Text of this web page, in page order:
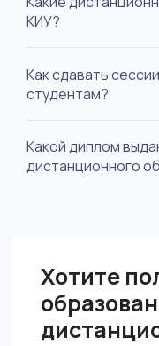
аккредитацией.
КИУ?
Вуз предлагает 18
образование в сфере
психологии,
Как сдавать
студентам?
Все проходит
виде тестовых
Какой диплом
дистанционного
Хотите